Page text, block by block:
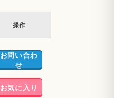
操作
お問い合わ
せ
お気に入り